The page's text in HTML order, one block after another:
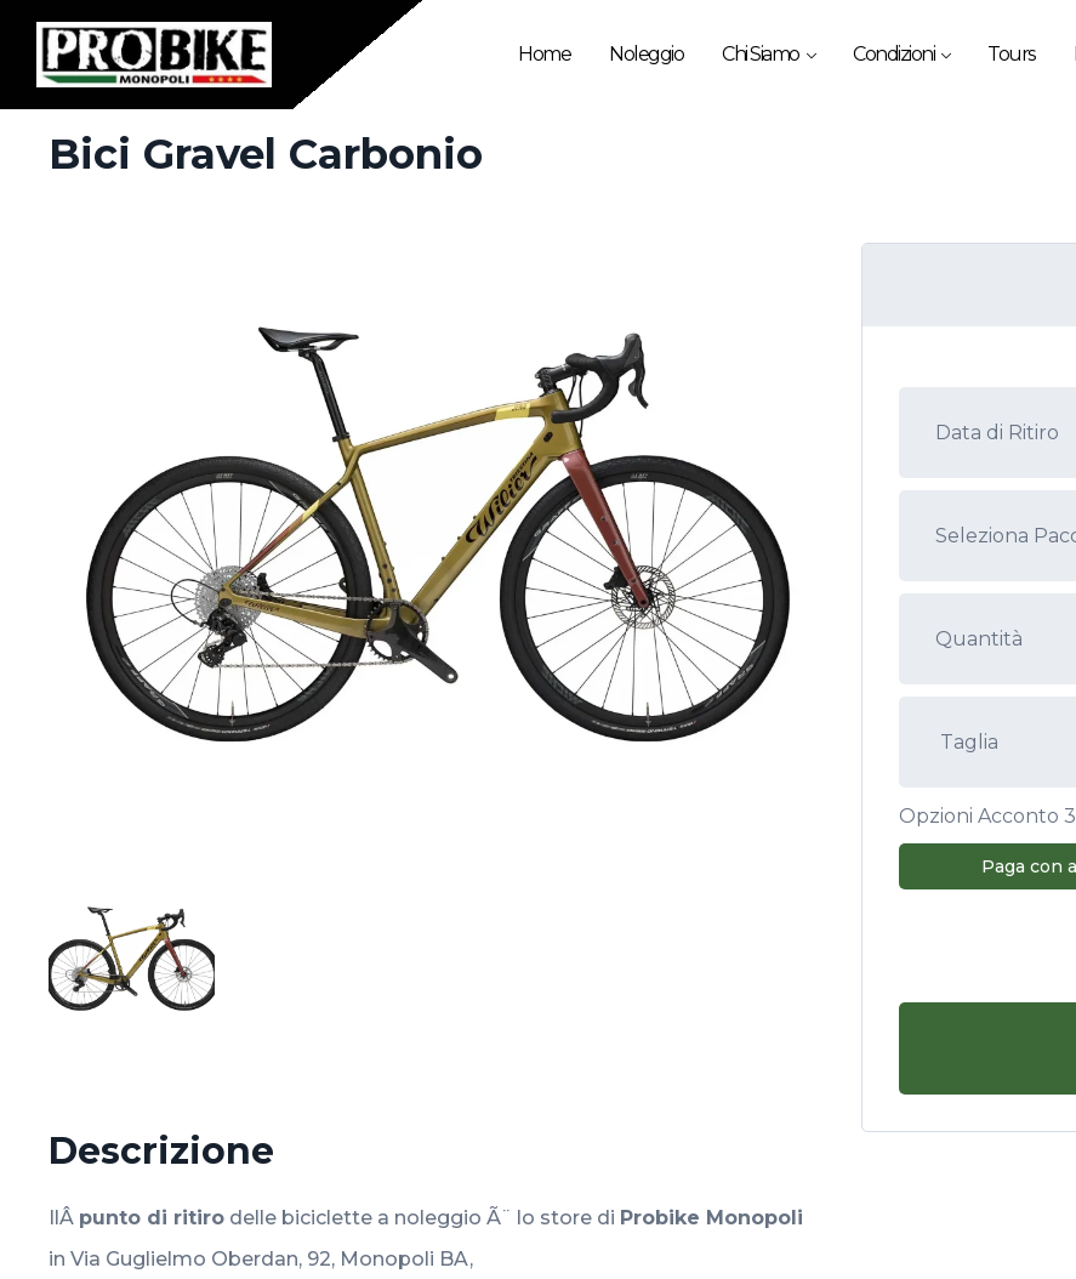
Home Noleggio Chi Siamo Condizioni Tours
Bici Gravel Carbonio
Descrizione
IlÂ punto di ritiro delle biciclette a noleggio Ã¨ lo store di Probike Monopoli
in Via Guglielmo Oberdan, 92, Monopoli BA,
Opzioni Acconto
Paga con